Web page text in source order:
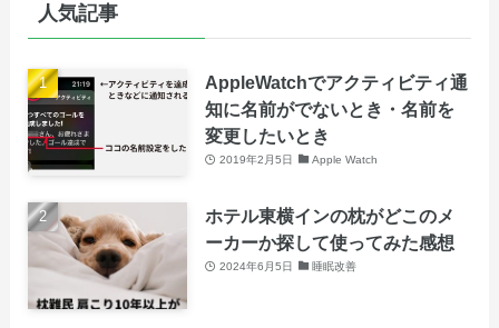
人気記事
AppleWatchでアクティビティ通
知に名前がでないとき・名前を
変更したいとき
2019年2月5日 Apple Watch
ホテル東横インの枕がどこのメ
ーカーか探して使ってみた感想
2024年6月5日 睡眠改善